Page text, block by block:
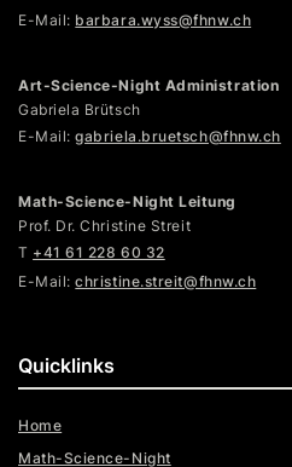
E-Mail: barbara.wyss@fhnw.ch
Art-Science-Night Administration
Gabriela Brütsch
E-Mail:gabriela.bruetsch@fhnw.ch
Math-Science-Night Leitung
Prof. Dr. Christine Streit
T +41 61 228 60 32
E-Mail:christine.streit@fhnw.ch
Quicklinks
Home
Math-Science-Night